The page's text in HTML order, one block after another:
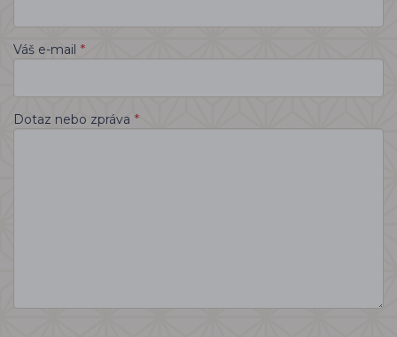
Váš e-mail *
Dotaz nebo zpráva *